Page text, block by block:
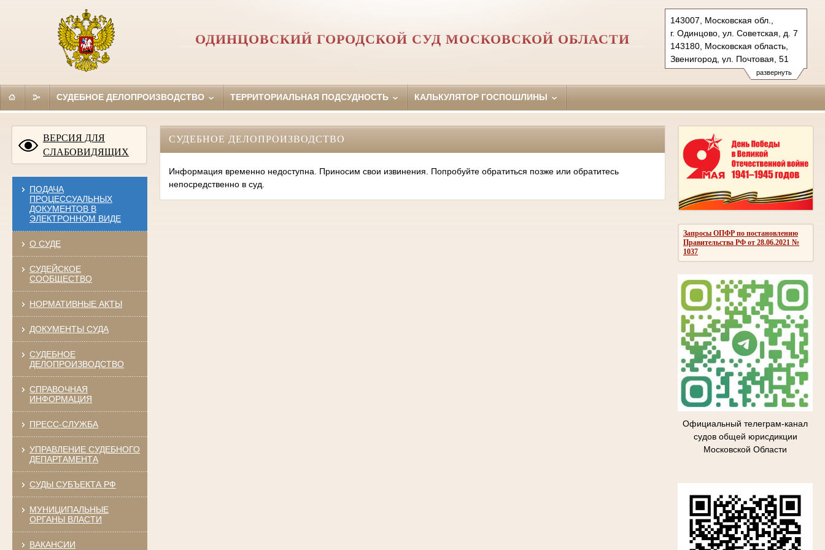
развернуть
143007, Московская обл.,
г. Одинцово, ул. Советская, д. 7
143180, Московская область,
Звенигород, ул. Почтовая, 51
Тел.: (495)590-74-76 (гр.)
593-56-20 (уг.)
697 13 27 (кас канц.)
показать на карте
ОДИНЦОВСКИЙ ГОРОДСКОЙ СУД МОСКОВСКОЙ ОБЛАСТИ
СУДЕБНОЕ ДЕЛОПРОИЗВОДСТВО ТЕРРИТОРИАЛЬНАЯ ПОДСУДНОСТЬ КАЛЬКУЛЯТОР ГОСПОШЛИНЫ
ВЕРСИЯ ДЛЯ
СЛАБОВИДЯЩИХ
ПОДАЧА
ПРОЦЕССУАЛЬНЫХ
ДОКУМЕНТОВ В
ЭЛЕКТРОННОМ ВИДЕ
О СУДЕ
СУДЕЙСКОЕ
СООБЩЕСТВО
НОРМАТИВНЫЕ АКТЫ
ДОКУМЕНТЫ СУДА
СУДЕБНОЕ
ДЕЛОПРОИЗВОДСТВО
СПРАВОЧНАЯ
ИНФОРМАЦИЯ
ПРЕСС-СЛУЖБА
УПРАВЛЕНИЕ СУДЕБНОГО
ДЕПАРТАМЕНТА
СУДЫ СУБЪЕКТА РФ
МУНИЦИПАЛЬНЫЕ
ОРГАНЫ ВЛАСТИ
ВАКАНСИИ
Запросы ОПФР по постановлению
Правительства РФ от 28.06.2021 №
1037
Официальный телеграм-канал
судов общей юрисдикции
Московской Области
СУДЕБНОЕ ДЕЛОПРОИЗВОДСТВО
Информация временно недоступна. Приносим свои извинения. Попробуйте обратиться позже или обратитесь
непосредственно в суд.